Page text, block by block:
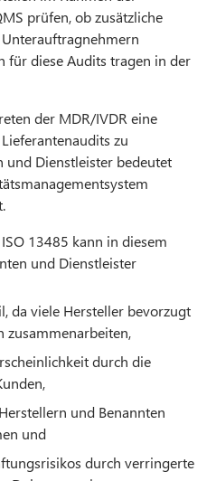
prüfen, ob zusätzliche
für diese Audits tragen in der
der MDR/IVDR eine
zu
und Dienstleister bedeutet
13485 kann in diesem
und Dienstleister
da viele Hersteller bevorzugt
zusammenarbeiten,
durch die
und Benannten
und
durch verringerte